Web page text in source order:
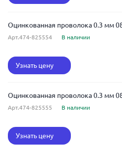
Оцинкованная проволока 0.3 мм
Арт.474-825554 В наличии
Узнать цену
Оцинкованная проволока 0.3 мм
Арт.474-825555 В наличии
Узнать цену